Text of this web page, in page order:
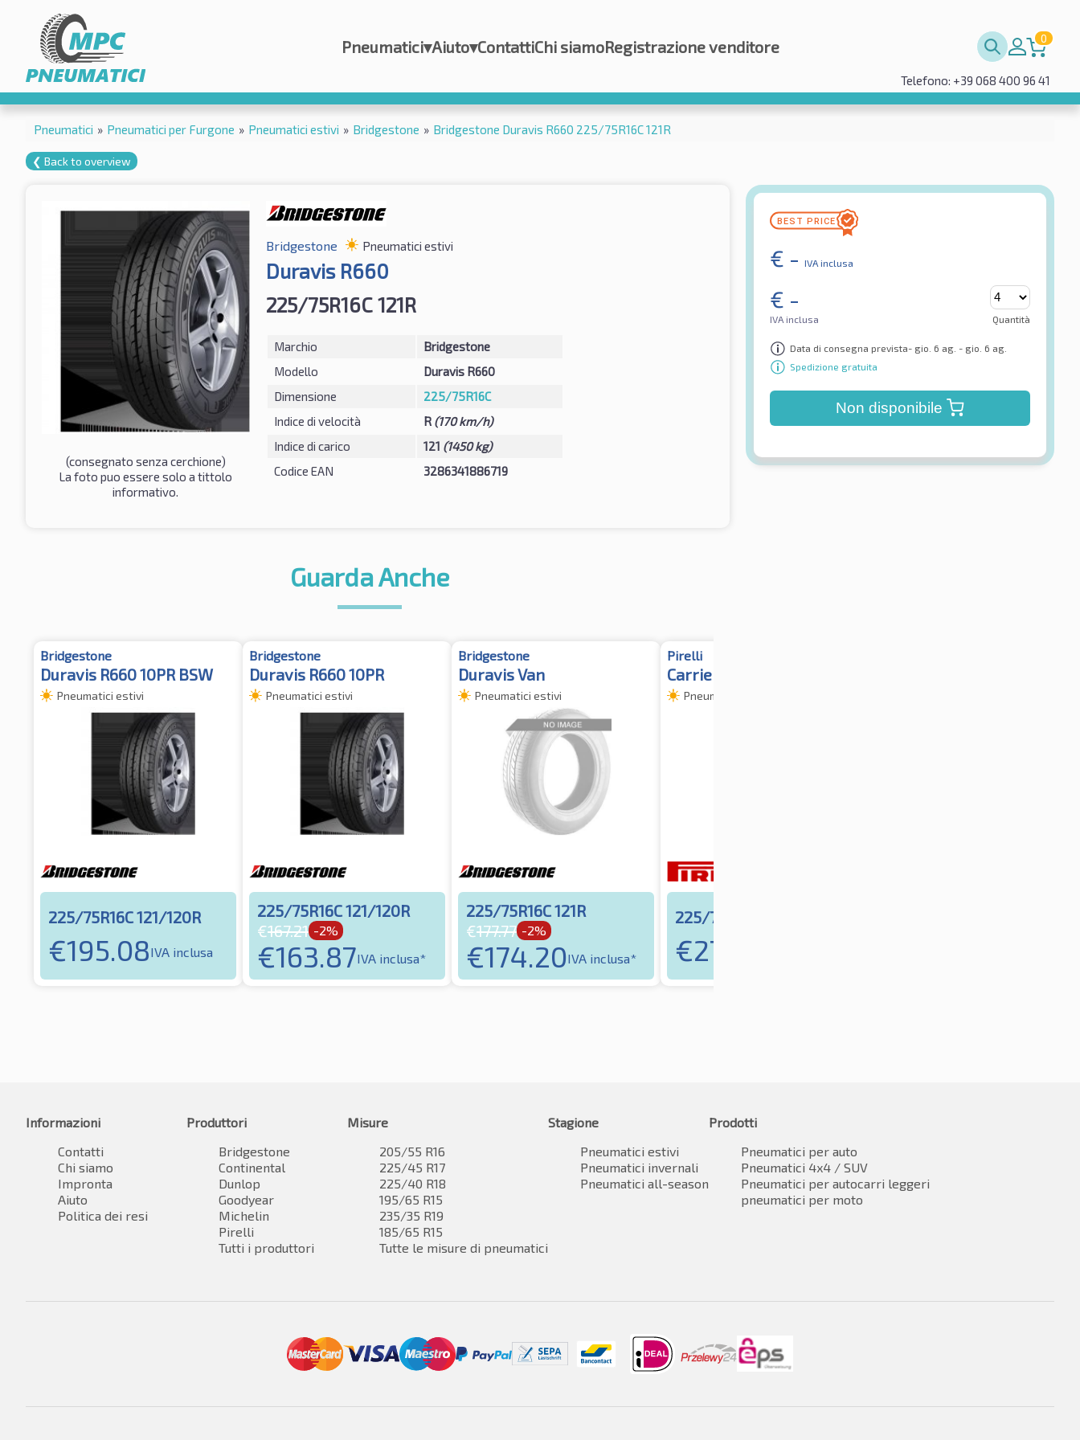
Pneumatici▾Aiuto▾ContattiChi siamoRegistrazione venditore 0
Telefono: +39 068 400 96 41
Pneumatici » Pneumatici per Furgone » Pneumatici estivi » Bridgestone » Bridgestone Duravis R660 225/75R16C 121R
❮ Back to overview
(consegnato senza cerchione)
La foto puo essere solo a tittolo
informativo.
Bridgestone Pneumatici estivi
Duravis R660
225/75R16C 121R
Marchio
Bridgestone
Modello
Duravis R660
Dimensione
225/75R16C
Indice di velocità
R (170 km/h)
Indice di carico
121 (1450 kg)
Codice EAN
3286341886719
€ - IVA inclusa
€ -
IVA inclusa Quantità
Data di consegna prevista- gio. 6 ag. - gio. 6 ag.
Spedizione gratuita
Non disponibile
Guarda Anche
Bridgestone
Duravis R660 10PR BSW
Pneumatici estivi
225/75R16C 121/120R
€195.08IVA inclusa
Bridgestone
Duravis R660 10PR
Pneumatici estivi
225/75R16C 121/120R
€167.21 -2%
€163.87IVA inclusa*
Bridgestone
Duravis Van
Pneumatici estivi
225/75R16C 121R
€177.77 -2%
€174.20IVA inclusa*
Pirelli
Carrier
Pneumatici estivi
225/75R16C 121/120R
€276.70
Informazioni
Contatti
Chi siamo
Impronta
Aiuto
Politica dei resi
Produttori
Bridgestone
Continental
Dunlop
Goodyear
Michelin
Pirelli
Tutti i produttori
Misure
205/55 R16
225/45 R17
225/40 R18
195/65 R15
235/35 R19
185/65 R15
Tutte le misure di pneumatici
Stagione
Pneumatici estivi
Pneumatici invernali
Pneumatici all-season
Prodotti
Pneumatici per auto
Pneumatici 4x4 / SUV
Pneumatici per autocarri leggeri
pneumatici per moto